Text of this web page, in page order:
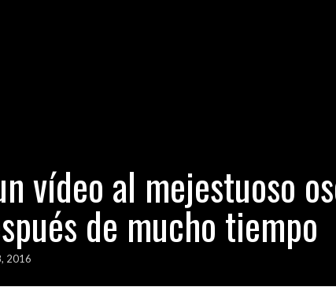
vídeo al mejestuoso
de mucho tiempo
2016